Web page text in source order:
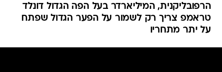
הרפובליקנית, המיליארדר בעל הפה הגדול דונלד
טראמפ צריך רק לשמור על הפער הגדול שפתח
על יתר מתחריו